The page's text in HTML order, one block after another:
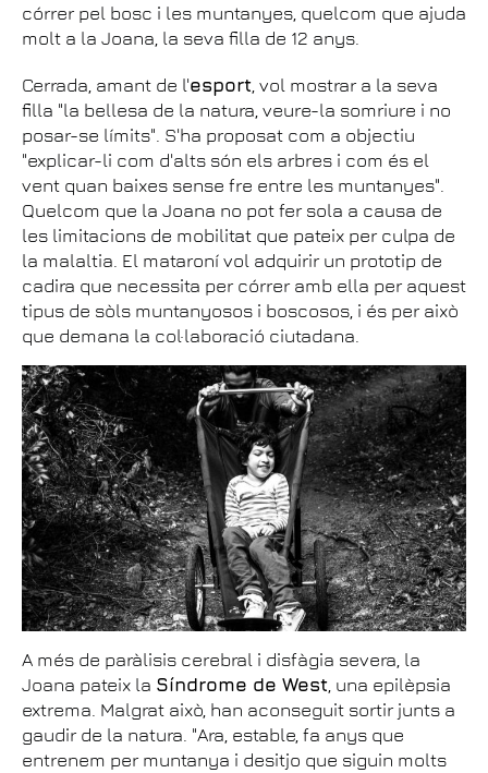
córrer pel bosc i les muntanyes, quelcom que ajuda
molt a la Joana, la seva filla de 12 anys.
Cerrada, amant de l'esport , vol mostrar a la seva
filla "la bellesa de la natura, veure-la somriure i no
posar-se límits". S'ha proposat com a objectiu
"explicar-li com d'alts són els arbres i com és el
vent quan baixes sense fre entre les muntanyes".
Quelcom que la Joana no pot fer sola a causa de
les limitacions de mobilitat que pateix per culpa de
la malaltia. El mataroní vol adquirir un prototip de
cadira que necessita per córrer amb ella per aquest
tipus de sòls muntanyosos i boscosos, i és per això
que demana la col·laboració ciutadana.
A més de paràlisis cerebral i disfàgia severa, la
Joana pateix la Síndrome de West, una epilèpsia
extrema. Malgrat això, han aconseguit sortir junts a
gaudir de la natura. "Ara, estable, fa anys que
entrenem per muntanya i desitjo que siguin molts